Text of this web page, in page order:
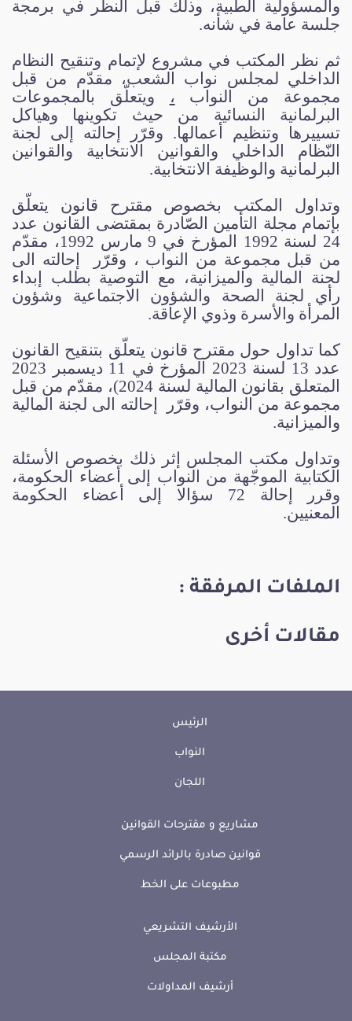
والمسؤولية الطبية، وذلك قبل النظر في برمجة
جلسة عامة في شأنه.
ثم نظر المكتب في مشروع لإتمام وتنقيح النظام
الداخلي لمجلس نواب الشعب، مقدّم من قبل
مجموعة من النواب ، ويتعلّق بالمجموعات
البرلمانية النسائية من حيث تكوينها وهياكل
تسييرها وتنظيم أعمالها. وقرّر إحالته إلى لجنة
النّظام الداخلي والقوانين الانتخابية والقوانين
البرلمانية والوظيفة الانتخابية.
وتداول المكتب بخصوص مقترح قانون يتعلّق
بإتمام مجلة التأمين الصّادرة بمقتضى القانون عدد
24 لسنة 1992 المؤرخ في 9 مارس 1992، مقدّم
من قبل مجموعة من النواب ، وقرّر إحالته الى
لجنة المالية والميزانية، مع التوصية بطلب إبداء
رأي لجنة الصحة والشؤون الاجتماعية وشؤون
المرأة والأسرة وذوي الإعاقة.
كما تداول حول مقترح قانون يتعلّق بتنقيح القانون
عدد 13 لسنة 2023 المؤرخ في 11 ديسمبر 2023
المتعلق بقانون المالية لسنة 2024)، مقدّم من قبل
مجموعة من النواب، وقرّر إحالته الى لجنة المالية
والميزانية.
وتداول مكتب المجلس إثر ذلك بخصوص الأسئلة
الكتابية الموجّهة من النواب إلى أعضاء الحكومة،
وقرر إحالة 72 سؤالا إلى أعضاء الحكومة
المعنيين.
الملفات المرفقة :
مقالات أخرى
الرئيس
النواب
اللجان
مشاريع و مقترحات القوانين
قوانين صادرة بالرائد الرسمي
مطبوعات على الخط
الأرشيف التشريعي
مكتبة المجلس
أرشيف المداولات